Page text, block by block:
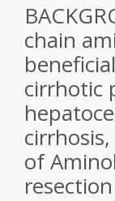
chain
cirrhotic
of